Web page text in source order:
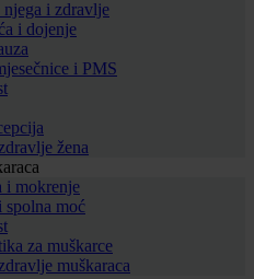
njega i zdravlje
i dojenje
i PMS
žena
i mokrenje
moć
za muškarce
muškaraca